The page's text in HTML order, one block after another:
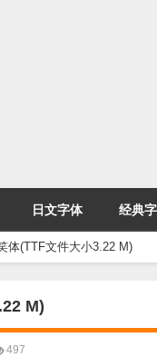
日文字体 经典
体(TTF文件大小3.22 M)
M)
497